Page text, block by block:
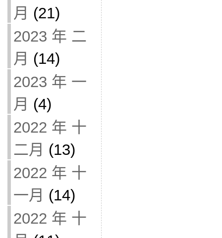
月 (21)
2023 年 二
月 (14)
2023 年 一
月 (4)
2022 年 十
二月 (13)
2022 年 十
一月 (14)
2022 年 十